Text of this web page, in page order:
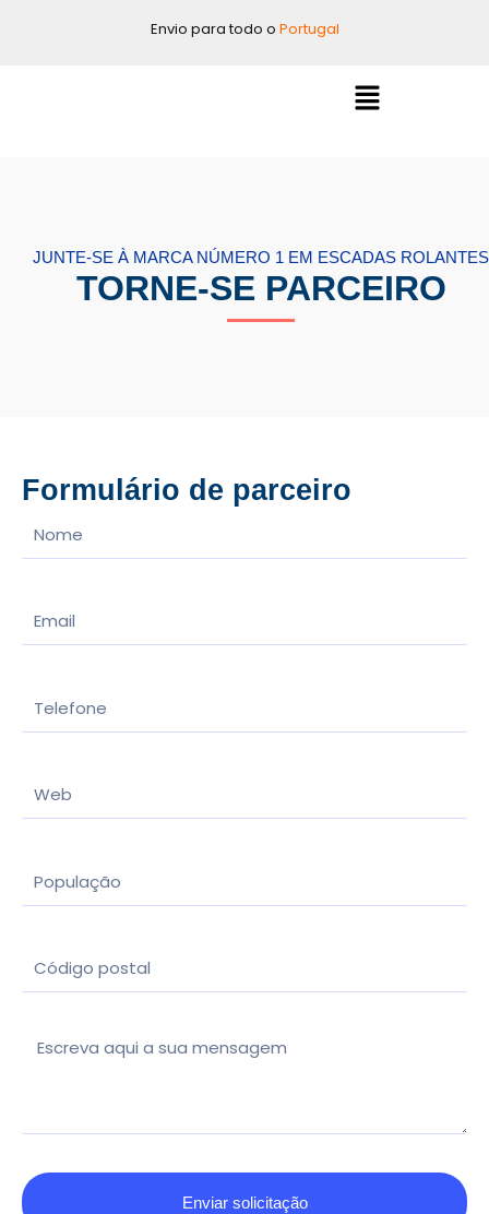
Envio para todo o Portugal
Menú
JUNTE-SE À MARCA NÚMERO 1 EM ESCADAS ROLANTES
TORNE-SE PARCEIRO
Formulário de parceiro
Mensaje
Enviar solicitação